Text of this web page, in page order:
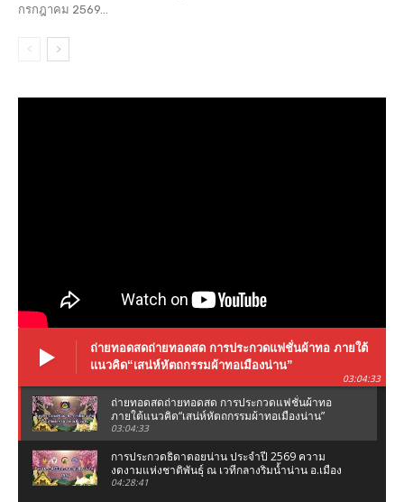
กรกฎาคม 2569...
ถ่ายทอดสดถ่ายทอดสด การประกวดแฟชั่นผ้าทอ ภายใต้
แนวคิด“เสน่ห์หัตถกรรมผ้าทอเมืองน่าน”
03:04:33
ถ่ายทอดสดถ่ายทอดสด การประกวดแฟชั่นผ้าทอ
ภายใต้แนวคิด“เสน่ห์หัตถกรรมผ้าทอเมืองน่าน”
03:04:33
การประกวดธิดาดอยน่าน ประจำปี 2569 ความ
งดงามแห่งชาติพันธุ์ ณ เวทีกลางริมน้ำน่าน อ.เมือง
น่าน จ.น่าน
04:28:41